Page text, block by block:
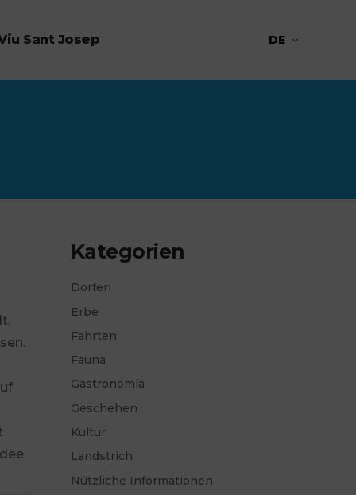
Sant Josep DE
Kategorien
Dorfen
Erbe
Fahrten
Fauna
Gastronomía
Geschehen
Kultur
Landstrich
Nützliche Informationen